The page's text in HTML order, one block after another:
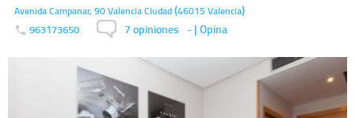
Avenida Campanar, 90Valencia Ciudad(46015 Valencia)
963173650 7 opiniones - | Opina